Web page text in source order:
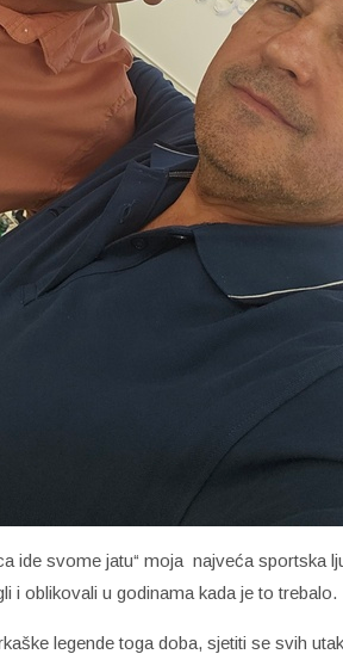
ide svome jatu“ moja najveća sportska
i oblikovali u godinama kada je to trebalo.
legende toga doba, sjetiti se svih